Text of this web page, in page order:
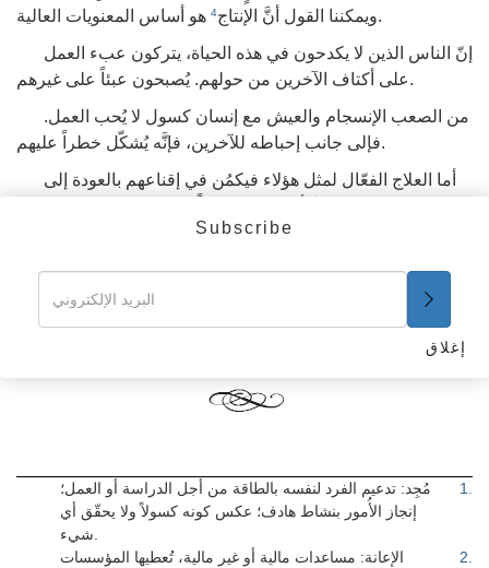
ويمكننا القول أنَّ الإنتاج4
هو أساس المعنويات العالية.
إنّ الناس الذين لا يكدحون في هذه الحياة، يتركون عبء العمل
على أكتاف الآخرين من حولهم. يُصبحون عبئاً على غيرهم.
من الصعب الإنسجام والعيش مع إنسان كسول لا يُحب العمل.
فإلى جانب إحباطه للآخرين، فإنَّه يُشكّل خطراً عليهم.
أما العلاج الفعّال لمثل هؤلاء فيكمُن في إقناعهم بالعودة إلى
من العمل المؤدي للإنتاج الحقيقي.
إنّ الطريق إلى السعادة
يغدو مرصوفاً بالنجاح عندما يعمل الإنسان بجِد ومثابرة
1.
مُجِد: تدعيم الفرد لنفسه بالطاقة من أجل الدراسة أو العمل؛
إنجاز الأُمور بنشاط هادف؛ عكس كونه كسولاً ولا يحقّق أي
شيء.
2.
الإعانة: مساعدات مالية أو غير مالية، تُعطيها المؤسسات
Subscribe
إغلاق